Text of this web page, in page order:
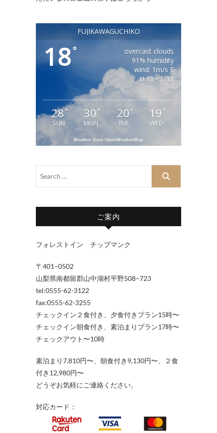
FUJIKAWAGUCHIKO
18°
overcast clouds
91% humidity
wind: 1m/s E
H 18 • L 18
28 °
SUN
30 °
MON
20°
TUE
19 °
WED
Weather from OpenWeatherMap
ご案内
フォレストイン チップマンク
〒401−0502
山梨県南都留郡山中湖村平野508−723
tel:0555-62-3122
fax:0555-62-3255
チェックイン２食付き、夕食付きプラン15時〜
チェックイン朝食付き、素泊まりプラン17時〜
チェックアウト〜10時
素泊まり7,810円〜、朝食付き9,130円〜、２食
付き12,980円〜
どうぞお気軽にご連絡ください。
対応カード：